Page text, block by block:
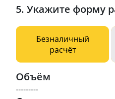
5. Укажите форму
Безналичный
расчёт
Объём
---------